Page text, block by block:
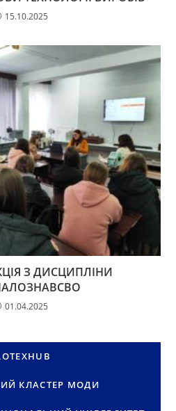
15.10.2025
З ДИСЦИПЛІНИ
01.04.2025
КЛАСТЕР МОДИ